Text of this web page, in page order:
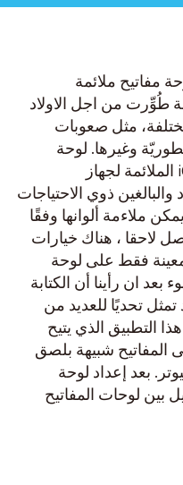
مفاتيح ملائمة
طُوِّرت من اجل الاولاد
مثل صعوبات
وغيرها. لوحة
المفاتيح ملائمة لنظام تشغيل iOS الملائمة لجهاز
والبالغين ذوي الاحتياجات
ملاءمة ألوانها وفقًا
لاحقا ، هناك خيارات
فقط على لوحة
ان رأينا أن الكتابة
تمثل تحديًا للعديد من
التطبيق الذي يتيح
المفاتيح شبيهة بلصق
بعد إعداد لوحة
بين لوحات المفاتيح